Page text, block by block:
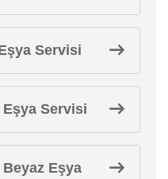
Servisi
Servisi
Eşya